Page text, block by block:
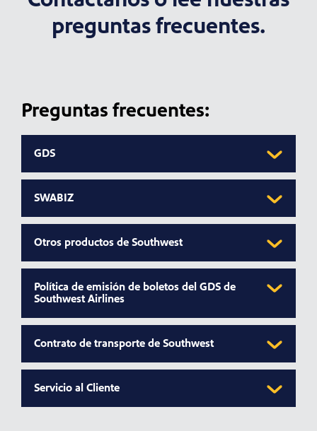
preguntas frecuentes.
Preguntas frecuentes:
GDS
SWABIZ
Otros productos de Southwest
Política de emisión de boletos del GDS de
Southwest Airlines
Contrato de transporte de Southwest
Servicio al Cliente